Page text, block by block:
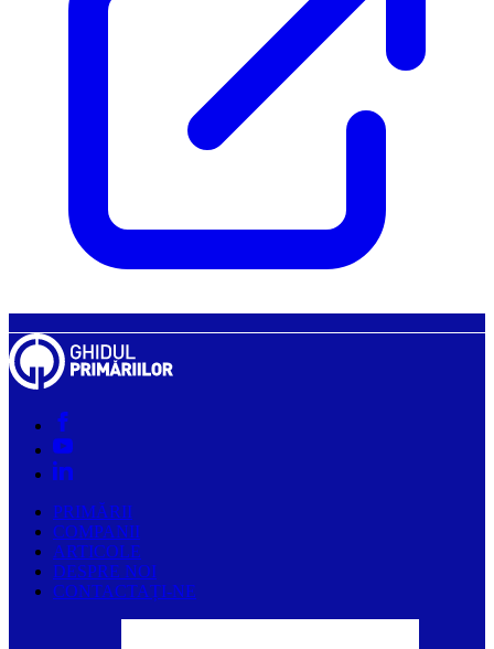
PRIMĂRII
COMPANII
ARTICOLE
DESPRE NOI
CONTACTAȚI-NE